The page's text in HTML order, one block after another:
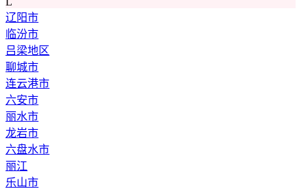
辽阳市
临汾市
吕梁地区
聊城市
连云港市
六安市
丽水市
龙岩市
六盘水市
丽江
乐山市